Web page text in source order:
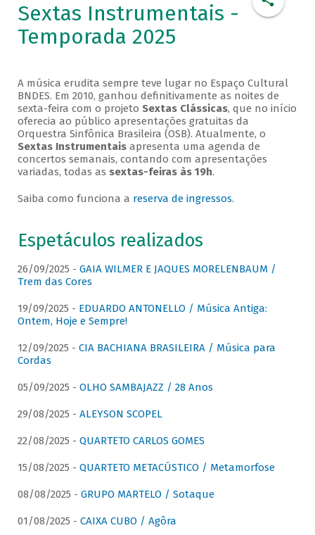
Sextas Instrumentais -
Temporada 2025
A música erudita sempre teve lugar no Espaço Cultural
BNDES. Em 2010, ganhou definitivamente as noites de
sexta-feira com o projeto Sextas Clássicas, que no início
oferecia ao público apresentações gratuitas da
Orquestra Sinfônica Brasileira (OSB). Atualmente, o
Sextas Instrumentaisapresenta uma agenda de
concertos semanais, contando com apresentações
variadas, todas as sextas-feiras às 19h.
Saiba como funciona a reserva de ingressos.
Espetáculos realizados
26/09/2025 - GAIA WILMER E JAQUES MORELENBAUM /
Trem das Cores
19/09/2025 - EDUARDO ANTONELLO / Música Antiga:
Ontem, Hoje e Sempre!
12/09/2025 - CIA BACHIANA BRASILEIRA / Música para
Cordas
05/09/2025 - OLHO SAMBAJAZZ / 28 Anos
29/08/2025 - ALEYSON SCOPEL
22/08/2025 - QUARTETO CARLOS GOMES
15/08/2025 - QUARTETO METACÚSTICO / Metamorfose
08/08/2025 - GRUPO MARTELO / Sotaque
01/08/2025 - CAIXA CUBO / Agôra